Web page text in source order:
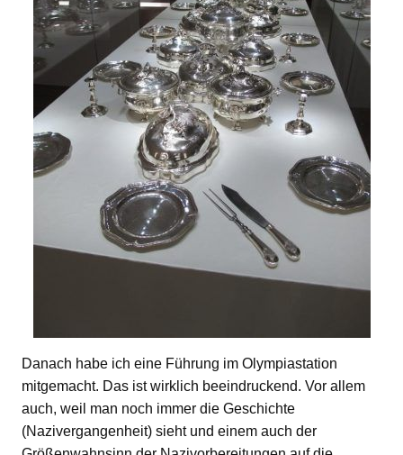
Danach habe ich eine Führung im Olympiastation
mitgemacht. Das ist wirklich beeindruckend. Vor allem
auch, weil man noch immer die Geschichte
(Nazivergangenheit) sieht und einem auch der